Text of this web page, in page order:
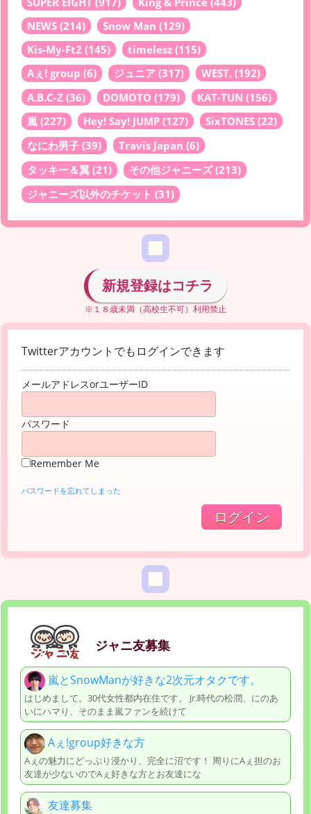
NEWS (214) Snow Man (129)
Kis-My-Ft2 (145) timelesz (115)
Aぇ! group (6) ジュニア (317) WEST. (192)
A.B.C-Z (36) DOMOTO (179) KAT-TUN (156)
嵐 (227) Hey! Say! JUMP (127) SixTONES (22)
なにわ男子 (39) Travis Japan (6)
タッキー＆翼 (21) その他ジャニーズ(213)
ジャニーズ以外のチケット (31)
新規登録はコチラ
※１８歳未満（高校生不可）利用禁止
Twitterアカウントでもログインできます
メールアドレスorユーザーID
パスワード
Remember Me
パスワードを忘れてしまった
ジャニ友募集
嵐とSnowManが好きな2次元オタクです。
はじめまして。30代女性都内在住です。 Jr.時代の松潤、にのあ
いにハマり、そのまま嵐ファンを続けて
Aぇ!group好きな方
Aぇの魅力にどっぷり浸かり、完全に沼です！ 周りにAぇ担のお
友達が少ないのでAぇ好きな方とお友達にな
友達募集